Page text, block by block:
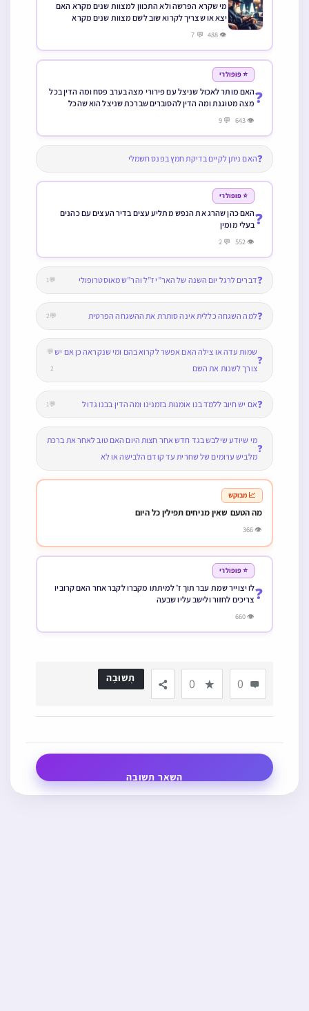
מי שקרא הפרשה ולא התכוון למצוות שנים מקרא האם
יצא או שצריך לקרוא שוב לשם מצוות שנים מקרא
👁 488 💬 7
❓
⭐ פופולרי
האם מותר לאכול שניצל עם פירורי מצה בערב פסח ומה הדין בכל
מצה מטוגנת ומה הדין להסוברים שברכת שניצל הוא שהכל
👁 643 💬 9
❓האם ניתן לקיים בדיקת חמץ בפנס חשמלי
❓
⭐ פופולרי
האם כהן שהרג את הנפש מתליע עצים בדיר העצים עם כהנים
בעלי מומין
👁 552 💬 2
❓דברים לרגל יום השנה של האר”י ז”ל והר”ש מאוסטרופולי 💬1
❓למה השגחה כללית אינה סותרת את ההשגחה הפרטית 💬2
❓
שמות עדה או צילה האם אפשר לקרוא בהם ומי שנקראה כן אם יש
צורך לשנות את השם
💬
2
❓אם יש חיוב ללמד בנו אומנות בזמנינו ומה הדין בבנו גדול 💬1
❓
מי שיודע שילבש בגד חדש אחר חצות היום האם טוב לאחר את ברכת
מלביש ערומים של שחרית עד קודם הלבישה או לא
📈 מבוקש
מה הטעם שאין מניחים תפילין כל היום
👁 366
❓
⭐ פופולרי
לו יצוייר שמת עבר תוך ז’ למיתתו מקברו לקבר אחר האם קרוביו
צריכים לחזור ולישב עליו שבעה
👁 660
0
0 תְשׁוּבָה
השאר תשובה